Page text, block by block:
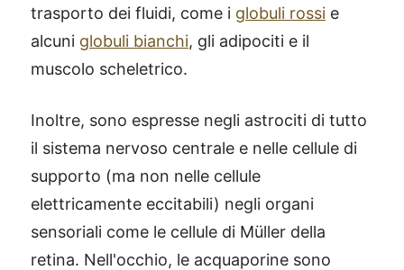
trasporto dei fluidi, come i globuli rossi e
alcuni globuli bianchi, gli adipociti e il
muscolo scheletrico.
Inoltre, sono espresse negli astrociti di tutto
il sistema nervoso centrale e nelle cellule di
supporto (ma non nelle cellule
elettricamente eccitabili) negli organi
sensoriali come le cellule di Müller della
retina. Nell'occhio, le acquaporine sono